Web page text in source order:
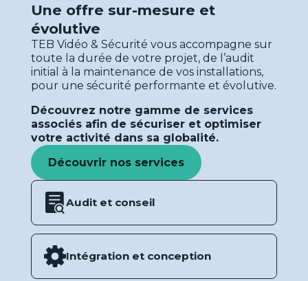
Une offre sur-mesure et
évolutive
TEB Vidéo & Sécurité vous accompagne sur
toute la durée de votre projet, de l’audit
initial à la maintenance de vos installations,
pour une sécurité performante et évolutive.
Découvrez notre gamme de services
associés afin de sécuriser et optimiser
votre activité dans sa globalité.
Découvrir nos services
Audit et conseil
Intégration et conception